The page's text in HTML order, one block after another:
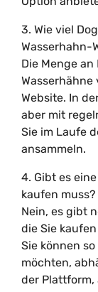
3. Wie viel
Wasserhahn-
Die Menge
Website. In
aber mit
Sie im Laufe
ansammeln.
4. Gibt es
kaufen muss?
Nein, es gibt
die Sie
Sie können
möchten,
der Plattform,